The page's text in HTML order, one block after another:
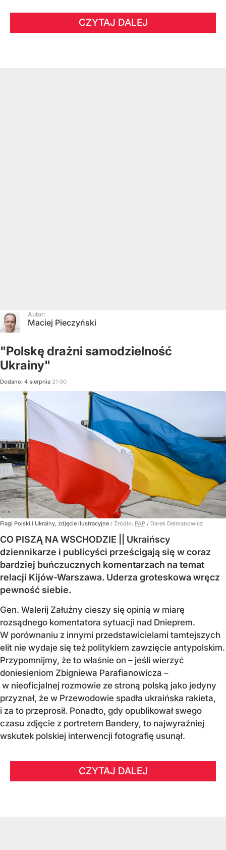
CZYTAJ DALEJ
Autor:
Maciej Pieczyński
"Polskę drażni samodzielność
Ukrainy"
Dodano: 4 sierpnia 21:00
Flagi Polski i Ukrainy, zdjęcie ilustracyjne / Źródło: PAP / Darek Delmanowicz
CO PISZĄ NA WSCHODZIE || Ukraińscy
dziennikarze i publicyści prześcigają się w coraz
bardziej buńczucznych komentarzach na temat
relacji Kijów-Warszawa. Uderza groteskowa wręcz
pewność siebie.
Gen. Walerij Załużny cieszy się opinią w miarę
rozsądnego komentatora sytuacji nad Dnieprem.
W porównaniu z innymi przedstawicielami tamtejszych
elit nie wydaje się też politykiem zawzięcie antypolskim.
Przypomnijmy, że to właśnie on – jeśli wierzyć
doniesieniom Zbigniewa Parafianowicza –
w nieoficjalnej rozmowie ze stroną polską jako jedyny
przyznał, że w Przewodowie spadła ukraińska rakieta,
i za to przeprosił. Ponadto, gdy opublikował swego
czasu zdjęcie z portretem Bandery, to najwyraźniej
wskutek polskiej interwencji fotografię usunął.
CZYTAJ DALEJ